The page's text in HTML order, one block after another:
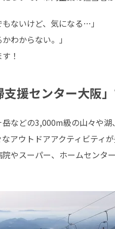
ないけど、気になる…」
わからない。」
！
援センター大阪
などの3,000m級の山々や
アウトドアアクティビティが
やスーパー、ホームセン